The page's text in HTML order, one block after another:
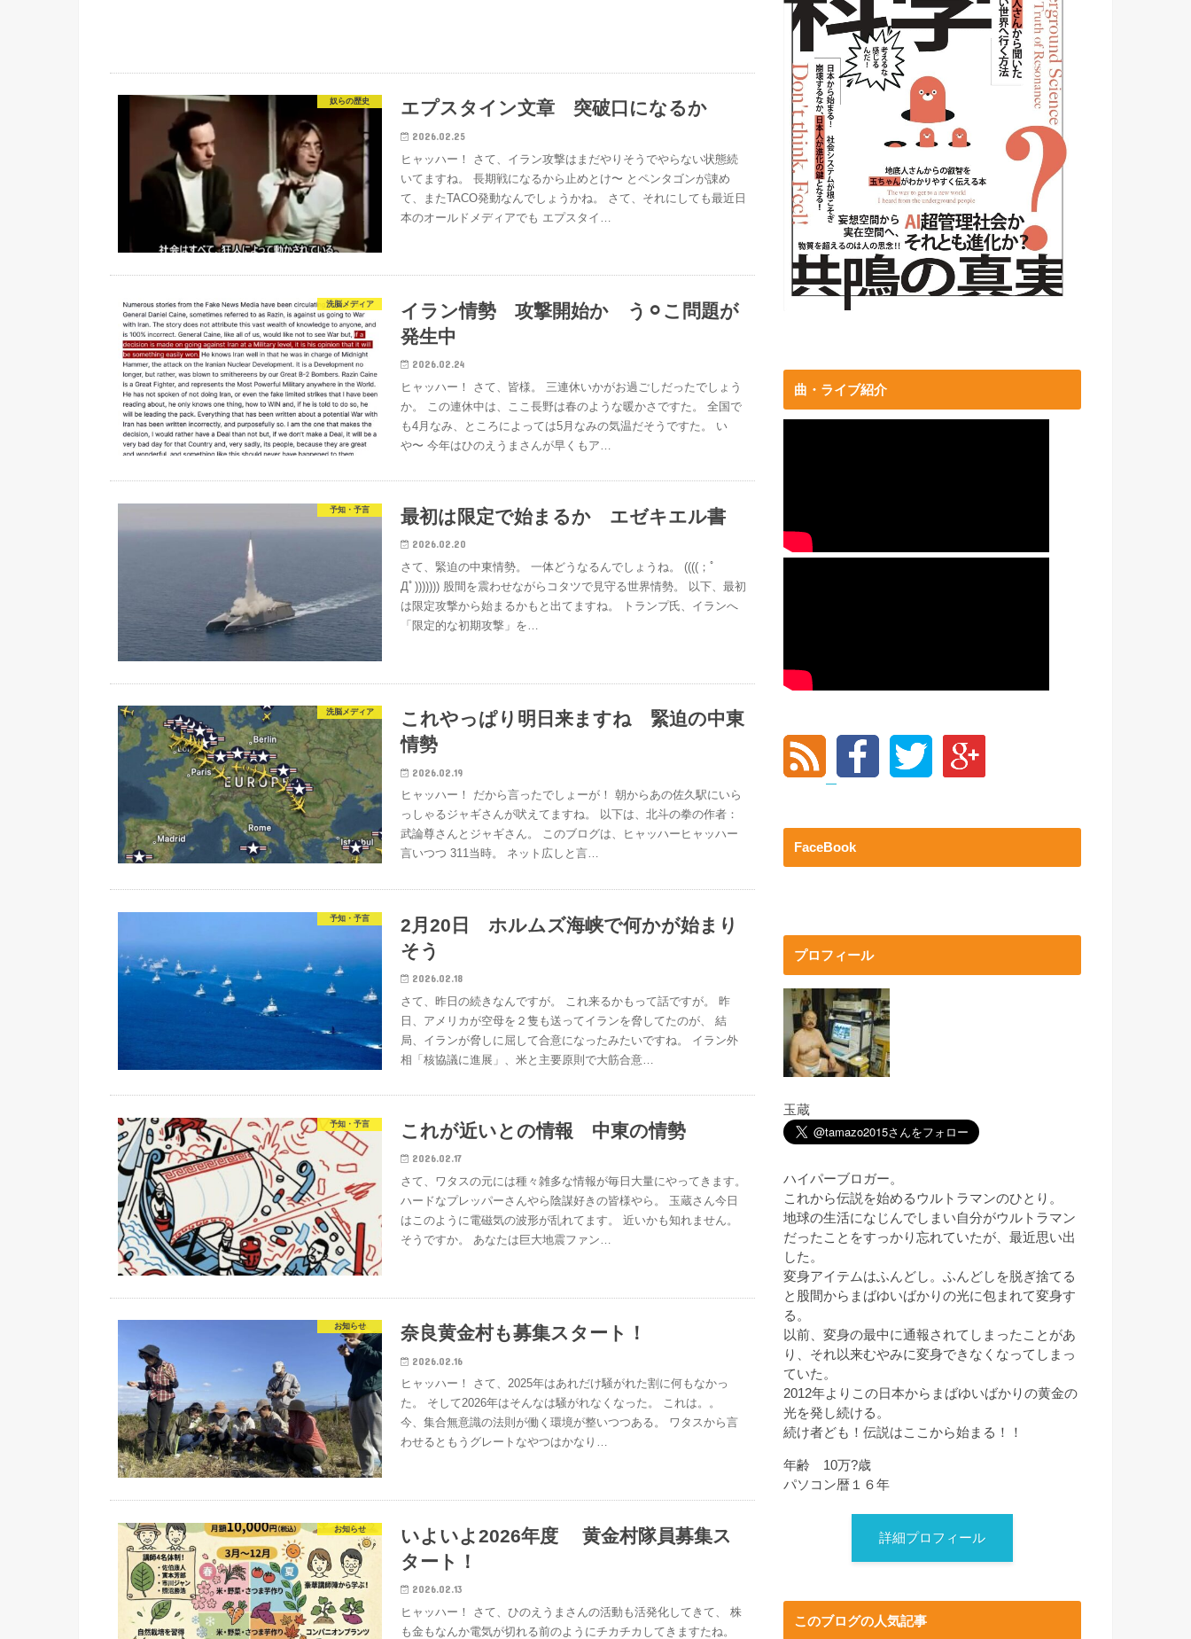
奴らの歴史 エプスタイン文章 突破口になるか
2026.02.25
ヒャッハー！ さて、イラン攻撃はまだやりそうでやらない状態続
いてますね。 長期戦になるから止めとけ〜 とペンタゴンが諌め
て、またTACO発動なんでしょうかね。 さて、それにしても最近日
本のオールドメディアでも エプスタイ…
洗脳メディア
イラン情勢 攻撃開始か う⚪︎こ問題が
発生中
2026.02.24
ヒャッハー！ さて、皆様。 三連休いかがお過ごしだったでしょう
か。 この連休中は、ここ長野は春のような暖かさですた。 全国で
も4月なみ、ところによっては5月なみの気温だそうですた。 い
や〜 今年はひのえうまさんが早くもア…
予知・予言 最初は限定で始まるか エゼキエル書
2026.02.20
さて、緊迫の中東情勢。 一体どうなるんでしょうね。 ((((；ﾟ
Дﾟ))))))) 股間を震わせながらコタツで見守る世界情勢。 以下、最初
は限定攻撃から始まるかもと出てますね。 トランプ氏、イランへ
「限定的な初期攻撃」を…
洗脳メディア
これやっぱり明日来ますね 緊迫の中東
情勢
2026.02.19
ヒャッハー！ だから言ったでしょーが！ 朝からあの佐久駅にいら
っしゃるジャギさんが吠えてますね。 以下は、北斗の拳の作者：
武論尊さんとジャギさん。 このブログは、ヒャッハーヒャッハー
言いつつ 311当時。 ネット広しと言…
予知・予言
2月20日 ホルムズ海峡で何かが始まり
そう
2026.02.18
さて、昨日の続きなんですが。 これ来るかもって話ですが。 昨
日、アメリカが空母を２隻も送ってイランを脅してたのが、 結
局、イランが脅しに屈して合意になったみたいですね。 イラン外
相「核協議に進展」、米と主要原則で大筋合意…
予知・予言 これが近いとの情報 中東の情勢
2026.02.17
さて、ワタスの元には種々雑多な情報が毎日大量にやってきます。
ハードなプレッパーさんやら陰謀好きの皆様やら。 玉蔵さん今日
はこのように電磁気の波形が乱れてます。 近いかも知れません。
そうですか。 あなたは巨大地震ファン…
お知らせ 奈良黄金村も募集スタート！
2026.02.16
ヒャッハー！ さて、2025年はあれだけ騒がれた割に何もなかっ
た。 そして2026年はそんなは騒がれなくなった。 これは。。
今、集合無意識の法則が働く環境が整いつつある。 ワタスから言
わせるともうグレートなやつはかなり…
お知らせ
いよいよ2026年度 黄金村隊員募集ス
タート！
2026.02.13
ヒャッハー！ さて、ひのえうまさんの活動も活発化してきて、 株
も金もなんか電気が切れる前のようにチカチカしてきますたね。
曲・ライブ紹介
FaceBook
プロフィール
玉蔵
ハイパーブロガー。
これから伝説を始めるウルトラマンのひとり。
地球の生活になじんでしまい自分がウルトラマン
だったことをすっかり忘れていたが、最近思い出
した。
変身アイテムはふんどし。ふんどしを脱ぎ捨てる
と股間からまばゆいばかりの光に包まれて変身す
る。
以前、変身の最中に通報されてしまったことがあ
り、それ以来むやみに変身できなくなってしまっ
ていた。
2012年よりこの日本からまばゆいばかりの黄金の
光を発し続ける。
続け者ども！伝説はここから始まる！！
年齢 10万?歳
パソコン暦１６年
詳細プロフィール
このブログの人気記事